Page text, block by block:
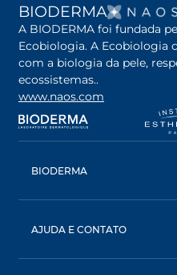
BIODERMA
A BIODERMA foi fundada
Ecobiologia. A Ecobiologia
com a biologia da pele,
ecossistemas..
www.naos.com
abre em uma
BIODERMA
Águas Micelares
AJUDA E CONTATO